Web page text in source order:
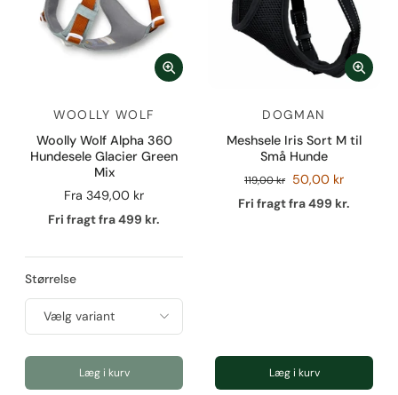
WOOLLY WOLF
Woolly Wolf Alpha 360
Hundesele Glacier Green
Mix
Fra 349,00 kr
Fri fragt fra 499 kr.
Størrelse
Læg i kurv
DOGMAN
Meshsele Iris Sort M til
Små Hunde
119,00 kr 50,00 kr
Fri fragt fra 499 kr.
Læg i kurv